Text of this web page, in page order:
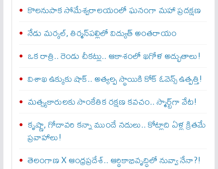
కొలనుపాక సోమేశ్వరాలయంలో ఘనంగా మహా ప్రదక్షణ
నేడు మర్కల్, తిర్మన్‌పల్లిలో విద్యుత్ అంతరాయం
ఒక రాత్రి.. రెండు చీకట్లు.. ఆకాశంలో ఖగోళ అద్భుతాలు!
విశాఖ ఉక్కుకు షాక్.. అత్యల్ప స్థాయికి కోక్ ఓవెన్స్ ఉత్పత్తి!
మత్స్యకారులకు సాంకేతిక రక్షణ కవచం.. స్మార్ట్‌గా వేట!
కృష్ణా, గోదావరి కన్నా ముందే నదులు.. కోట్లాది ఏళ్ల క్రితమే
ప్రవాహాలు!
తెలంగాణ X ఆంధ్రప్రదేశ్.. ఆర్థికాభివృద్ధిలో నువ్వా నేనా?!